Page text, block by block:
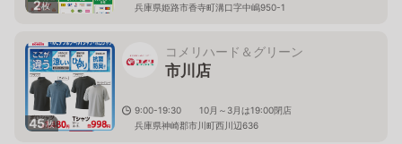
2枚
兵庫県姫路市香寺町溝口字中嶋950-1
45枚
コメリハード＆グリーン
市川店
9:00-19:30 10月～3月は19:00閉店
兵庫県神崎郡市川町西川辺636